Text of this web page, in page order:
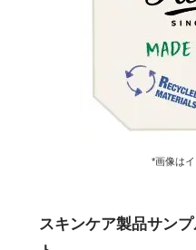
*画像はイ
スキンケア製品サン